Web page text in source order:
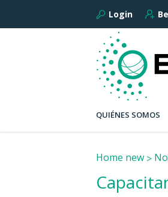
Login
QUIÉNES SOMOS
Home new